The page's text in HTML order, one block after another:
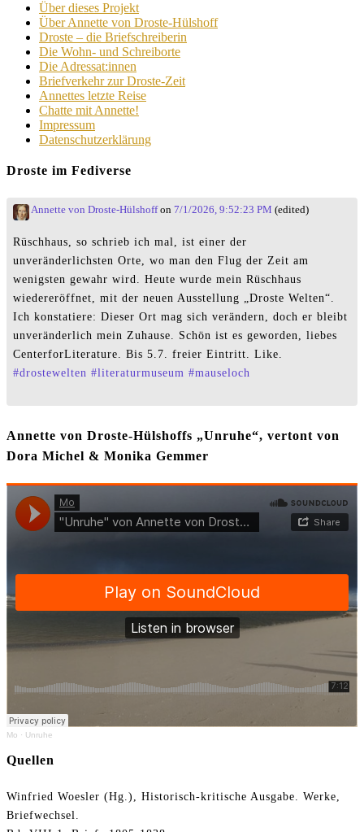
Über dieses Projekt
Über Annette von Droste-Hülshoff
Droste – die Briefschreiberin
Die Wohn- und Schreiborte
Die Adressat:innen
Briefverkehr zur Droste-Zeit
Annettes letzte Reise
Chatte mit Annette!
Impressum
Datenschutzerklärung
Droste im Fediverse
Annette von Droste-Hülshoffon 7/1/2026, 9:52:23 PM (edited)
Rüschhaus, so schrieb ich mal, ist einer der
unveränderlichsten Orte, wo man den Flug der Zeit am
wenigsten gewahr wird. Heute wurde mein Rüschhaus
wiedereröffnet, mit der neuen Ausstellung „Droste Welten“.
Ich konstatiere: Dieser Ort mag sich verändern, doch er bleibt
unveränderlich mein Zuhause. Schön ist es geworden, liebes
CenterforLiterature. Bis 5.7. freier Eintritt. Like.
#drostewelten #literaturmuseum #mauseloch
Annette von Droste-Hülshoffs „Unruhe“, vertont von
Dora Michel & Monika Gemmer
Mo · Unruhe
Quellen
Winfried Woesler (Hg.), Historisch-kritische Ausgabe. Werke,
Briefwechsel.